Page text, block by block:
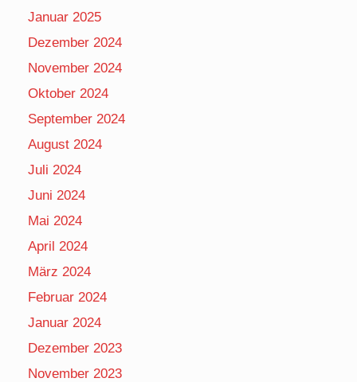
Januar 2025
Dezember 2024
November 2024
Oktober 2024
September 2024
August 2024
Juli 2024
Juni 2024
Mai 2024
April 2024
März 2024
Februar 2024
Januar 2024
Dezember 2023
November 2023